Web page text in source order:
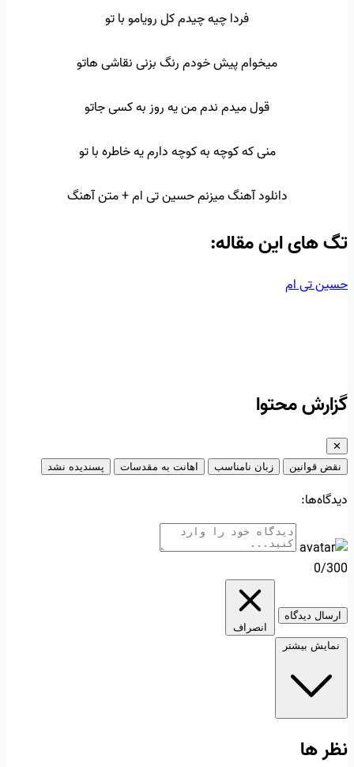
فردا چیه چیدم کل رویامو با تو
میخوام پیش خودم رنگ بزنی نقاشی هاتو
قول میدم ندم من یه روز به کسی جاتو
منی که کوچه به کوچه دارم یه خاطره با تو
دانلود آهنگ میزنم حسین تی ام + متن آهنگ
تگ‌ های این مقاله:
حسین تی ام
گزارش محتوا
✕
نقض قوانین
زبان نامناسب اهانت به مقدسات پسندیده نشد
دیدگاه‌ها:
0/300
ارسال دیدگاه
انصراف
نمایش بیشتر
نظر ها